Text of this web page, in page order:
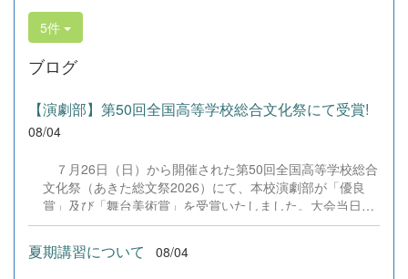
5件
ブログ
【演劇部】第50回全国高等学校総合文化祭にて受賞!
08/04
７月26日（日）から開催された第50回全国高等学校総合
文化祭（あきた総文祭2026）にて、本校演劇部が「優良
賞」及び「舞台美術賞」を受賞いたしました。大会当日
は、本校の部員たちもこれまで積み重ねてきた練習の成果
を存分に発揮し、堂々と舞台に立ちました。緊張感のある
全国の舞台において、一人一人が役割を果たし、心を込め
夏期講習について 08/04